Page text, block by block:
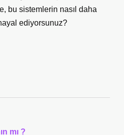
bu sistemlerin nasıl daha
ediyorsunuz?
mı ?